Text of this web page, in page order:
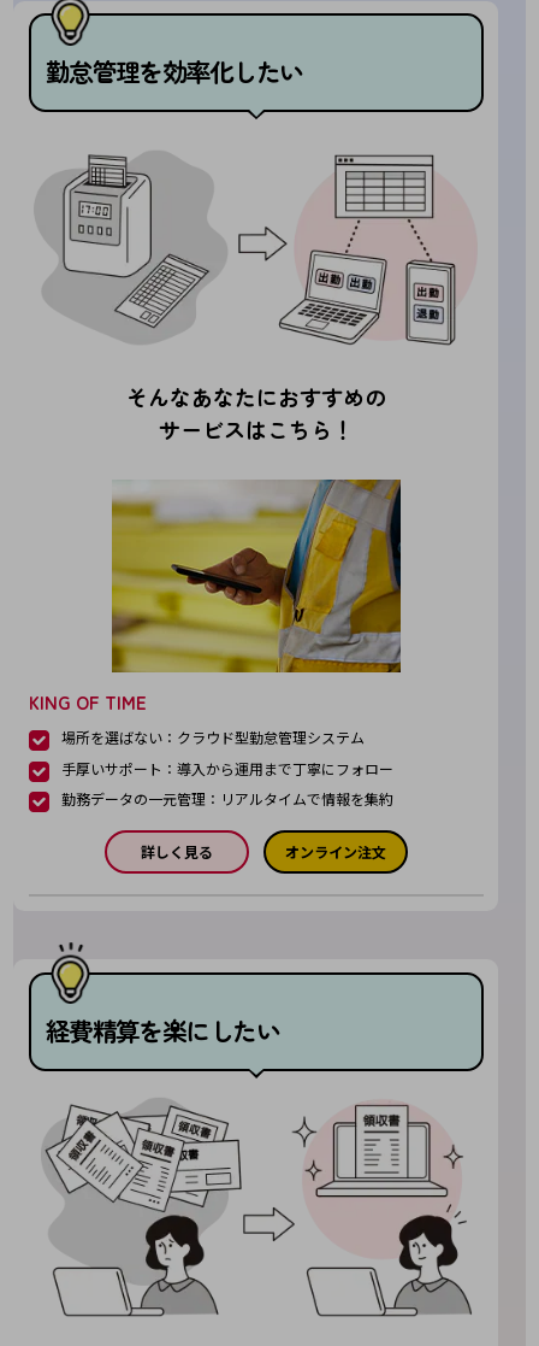
災害対策・BCP
課題・ニーズで探す
課題・ニーズで探すTOP
コミュニケーション・情報共有
業務効率化
災害対策
職場環境整備
地域共創・地方創生
自動化・省電化
業種・業態で探す
医療・介護
観光
キーワードで探す
モバイルTOP
法人向けスマホ・携帯に関する、
おすすめの機種、料金やサービスをご紹介
製品TOP
ビジネス向けスマートフォン
タフネススマートフォン
ドコモケータイ
勤怠管理を効率化したい
そんなあなたにおすすめの
サービスはこちら！
KING OF TIME
場所を選ばない：クラウド型勤怠管理システム
手厚いサポート：導入から運用まで丁寧にフォロー
勤務データの一元管理：リアルタイムで情報を集約
詳しく見る オンライン注文
経費精算を楽にしたい